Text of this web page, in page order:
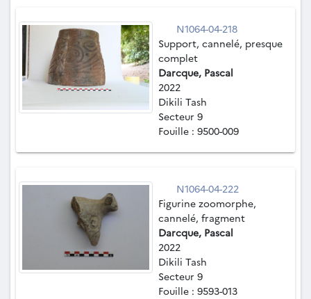
N1064-04-218
Support, cannelé, presque
complet
Darcque, Pascal
2022
Dikili Tash
Secteur 9
Fouille : 9500-009
N1064-04-222
Figurine zoomorphe,
cannelé, fragment
Darcque, Pascal
2022
Dikili Tash
Secteur 9
Fouille : 9593-013